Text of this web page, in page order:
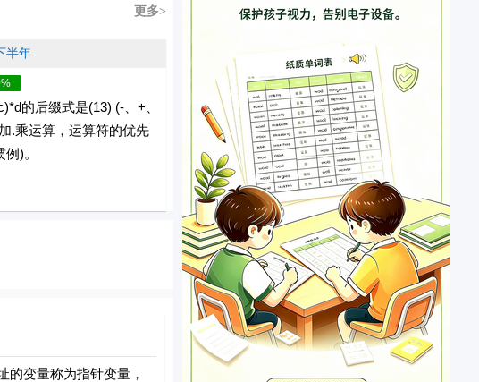
更多>
半年
的后缀式是(13) (-、+、
.乘运算，运算符的优先
)。
变量称为指针变量，